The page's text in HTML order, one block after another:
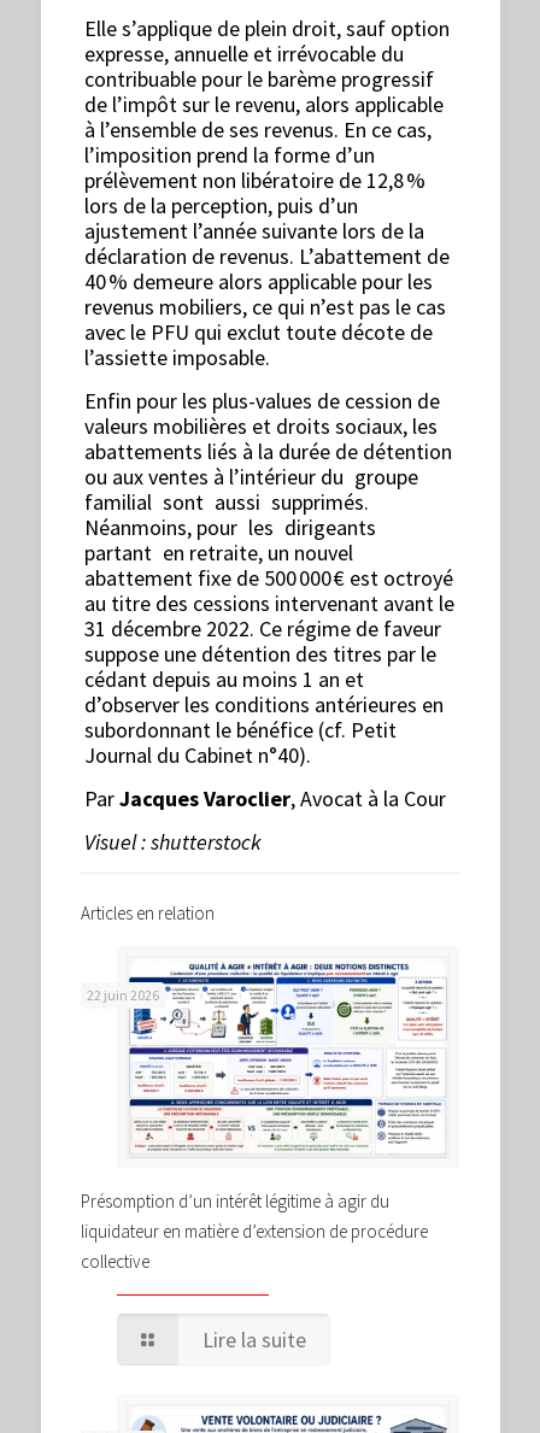
Elle s’applique de plein droit, sauf option
expresse, annuelle et irrévocable du
contribuable pour le barème progressif
de l’impôt sur le revenu, alors applicable
à l’ensemble de ses revenus. En ce cas,
l’imposition prend la forme d’un
prélèvement non libératoire de 12,8 %
lors de la perception, puis d’un
ajustement l’année suivante lors de la
déclaration de revenus. L’abattement de
40 % demeure alors applicable pour les
revenus mobiliers, ce qui n’est pas le cas
avec le PFU qui exclut toute décote de
l’assiette imposable.
Enfin pour les plus-values de cession de
valeurs mobilières et droits sociaux, les
abattements liés à la durée de détention
ou aux ventes à l’intérieur du groupe
familial sont aussi supprimés.
Néanmoins, pour les dirigeants
partant en retraite, un nouvel
abattement fixe de 500 000 € est octroyé
au titre des cessions intervenant avant le
31 décembre 2022. Ce régime de faveur
suppose une détention des titres par le
cédant depuis au moins 1 an et
d’observer les conditions antérieures en
subordonnant le bénéfice (cf. Petit
Journal du Cabinet n°40).
ParJacques Varoclier, Avocat à la Cour
Visuel : shutterstock
Articles en relation
22 juin 2026
Présomption d’un intérêt légitime à agir du
liquidateur en matière d’extension de procédure
collective
Lire la suite